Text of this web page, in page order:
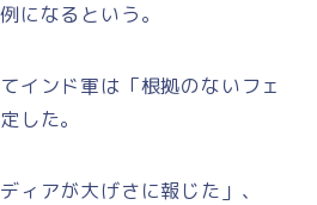
になるという。
インド軍は「根拠のないフェ
した。
ィアが大げさに報じた」、